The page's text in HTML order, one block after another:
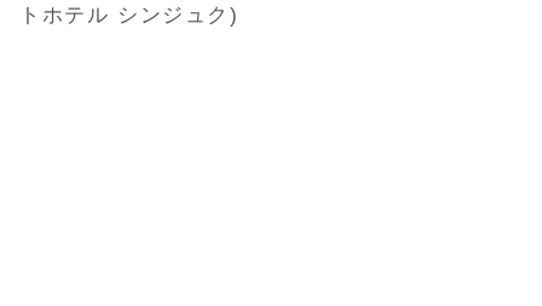
トホテル シンジュク)